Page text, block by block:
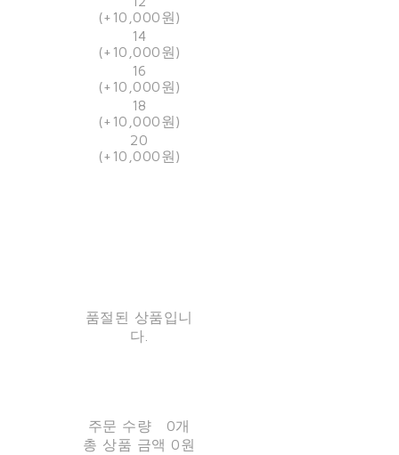
(+10,000원)
14
(+10,000원)
16
(+10,000원)
18
(+10,000원)
20
(+10,000원)
품절된 상품입니
다.
주문 수량
0개
총 상품 금액 0원